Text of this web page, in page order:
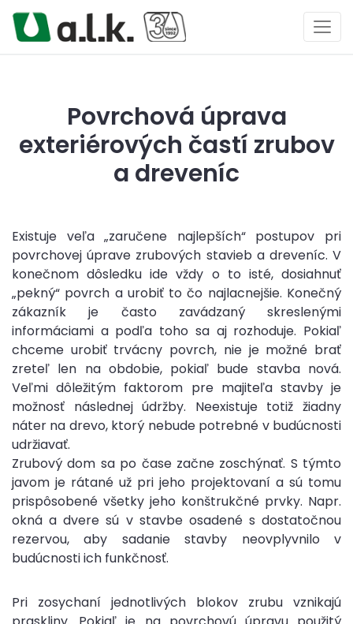
Povrchová úprava
exteriérových častí zrubov
a dreveníc
Existuje veľa „zaručene najlepších“ postupov pri
povrchovej úprave zrubových stavieb a dreveníc. V
konečnom dôsledku ide vždy o to isté, dosiahnuť
„pekný“ povrch a urobiť to čo najlacnejšie. Konečný
zákazník je často zavádzaný skreslenými
informáciami a podľa toho sa aj rozhoduje. Pokiaľ
chceme urobiť trvácny povrch, nie je možné brať
zreteľ len na obdobie, pokiaľ bude stavba nová.
Veľmi dôležitým faktorom pre majiteľa stavby je
možnosť následnej údržby. Neexistuje totiž žiadny
náter na drevo, ktorý nebude potrebné v budúcnosti
udržiavať.
Zrubový dom sa po čase začne zoschýnať. S týmto
javom je rátané už pri jeho projektovaní a sú tomu
prispôsobené všetky jeho konštrukčné prvky. Napr.
okná a dvere sú v stavbe osadené s dostatočnou
rezervou, aby sadanie stavby neovplyvnilo v
budúcnosti ich funkčnosť.
Pri zosychaní jednotlivých blokov zrubu vznikajú